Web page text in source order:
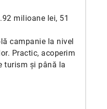
milioane lei, 51
campanie la nivel
Practic, acoperim
turism și până la